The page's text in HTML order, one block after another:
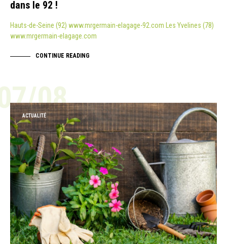
dans le 92 !
Hauts-de-Seine (92) www.mrgermain-elagage-92.com Les Yvelines (78)
www.mrgermain-elagage.com
CONTINUE READING
08
ACTUALITÉ